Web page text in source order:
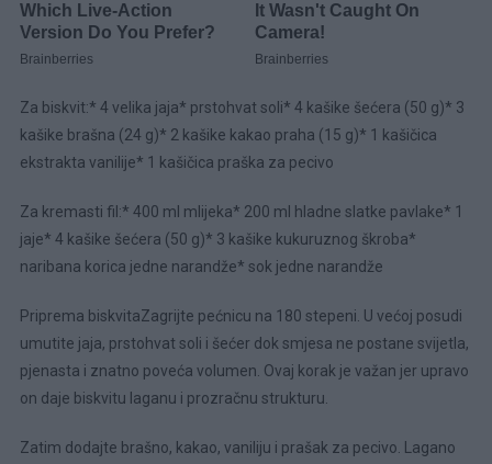
Za biskvit:* 4 velika jaja* prstohvat soli* 4 kašike šećera (50 g)* 3
kašike brašna (24 g)* 2 kašike kakao praha (15 g)* 1 kašičica
ekstrakta vanilije* 1 kašičica praška za pecivo
Za kremasti fil:* 400 ml mlijeka* 200 ml hladne slatke pavlake* 1
jaje* 4 kašike šećera (50 g)* 3 kašike kukuruznog škroba*
naribana korica jedne narandže* sok jedne narandže
Priprema biskvitaZagrijte pećnicu na 180 stepeni. U većoj posudi
umutite jaja, prstohvat soli i šećer dok smjesa ne postane svijetla,
pjenasta i znatno poveća volumen. Ovaj korak je važan jer upravo
on daje biskvitu laganu i prozračnu strukturu.
Zatim dodajte brašno, kakao, vaniliju i prašak za pecivo. Lagano